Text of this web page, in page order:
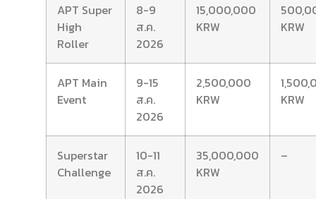
APT Super
High
Roller
8-9
ส.ค.
2026
15,000,000
KRW
KRW
APT Main
Event
9-15
ส.ค.
2026
2,500,000
KRW
KRW
Superstar
Challenge
10-11
ส.ค.
2026
35,000,000
KRW
–